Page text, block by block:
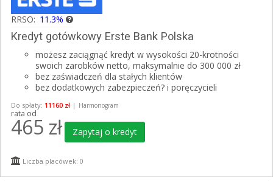
RRSO: 11.3%
Kredyt gotówkowy Erste Bank Polska
możesz zaciągnąć kredyt w wysokości 20-krotności
swoich zarobków netto, maksymalnie do 300 000 zł
bez zaświadczeń dla stałych klientów
bez dodatkowych zabezpieczeń? i poręczycieli
Do spłaty: 11160 zł | Harmonogram
rata od
465 zł Zapytaj o kredyt
Liczba placówek: 0